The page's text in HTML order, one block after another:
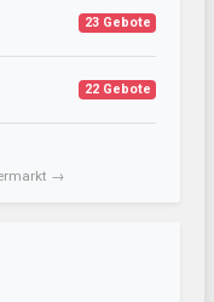
23 Gebote
22 Gebote
→